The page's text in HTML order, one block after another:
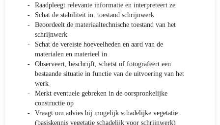
Raadpleegt relevante informatie en interpreteert ze
Schat de stabiliteit in: toestand schrijnwerk
Beoordeelt de materiaaltechnische toestand van het
schrijnwerk
Schat de vereiste hoeveelheden en aard van de
materialen en materieel in
Observeert, beschrijft, schetst of fotografeert een
bestaande situatie in functie van de uitvoering van het
werk
Merkt eventuele gebreken in de oorspronkelijke
constructie op
Vraagt om advies bij mogelijk schadelijke vegetatie
(basiskennis vegetatie schadelijk voor schrijnwerk)